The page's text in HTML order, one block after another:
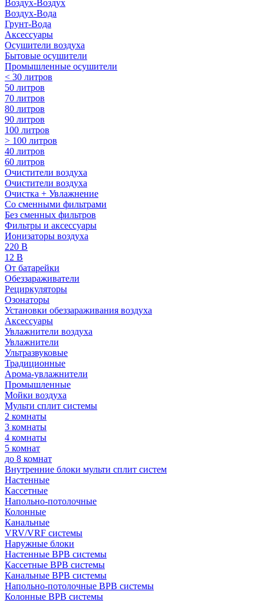
Воздух-Воздух
Воздух-Вода
Грунт-Вода
Аксессуары
Осушители воздуха
Бытовые осушители
Промышленные осушители
< 30 литров
50 литров
70 литров
80 литров
90 литров
100 литров
> 100 литров
40 литров
60 литров
Очистители воздуха
Очистители воздуха
Очистка + Увлажнение
Cо сменными фильтрами
Без сменных фильтров
Фильтры и аксессуары
Ионизаторы воздуха
220 В
12 В
От батарейки
Обеззараживатели
Рециркуляторы
Озонаторы
Установки обеззараживания воздуха
Аксессуары
Увлажнители воздуха
Увлажнители
Ультразвуковые
Традиционные
Арома-увлажнители
Промышленные
Мойки воздуха
Мульти сплит системы
2 комнаты
3 комнаты
4 комнаты
5 комнат
до 8 комнат
Внутренние блоки мульти сплит систем
Настенные
Кассетные
Напольно-потолочные
Колонные
Канальные
VRV/VRF системы
Наружные блоки
Настенные ВРВ системы
Кассетные ВРВ системы
Канальные ВРВ системы
Напольно-потолочные ВРВ системы
Колонные ВРВ системы